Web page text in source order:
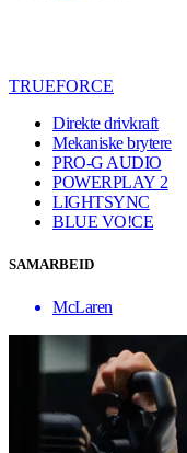
TRUEFORCE
Direkte drivkraft
Mekaniske brytere
PRO-G AUDIO
POWERPLAY 2
LIGHTSYNC
BLUE VO!CE
SAMARBEID
McLaren